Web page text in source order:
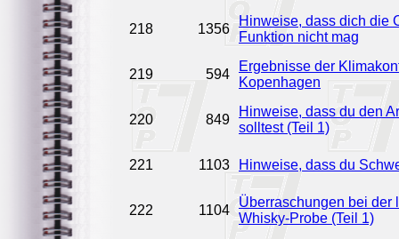
218 1356
Hinweise, dass dich die
Funktion nicht mag
219 594
Ergebnisse der
Kopenhagen
220 849
Hinweise, dass du den
solltest (Teil 1)
221 1103 Hinweise, dass du
222 1104
Überraschungen bei der
Whisky-Probe (Teil 1)